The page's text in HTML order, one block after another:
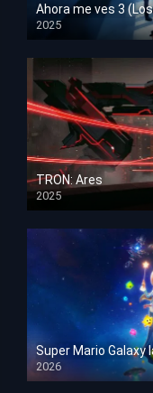
Ahora me ves 3
2025
HD 1080p
TRON: Ares
2025
HD 1080p
Super Mario Galaxy
2026
HD 1080p